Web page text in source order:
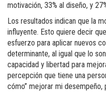
motivación, 33% al diseño, y
Los resultados indican que la
influyente. Esto quiere decir
esfuerzo para aplicar nuevos
determinante, al igual que lo
capacidad y libertad para
percepción que tiene una
cómo” mejorar mi desempeño,